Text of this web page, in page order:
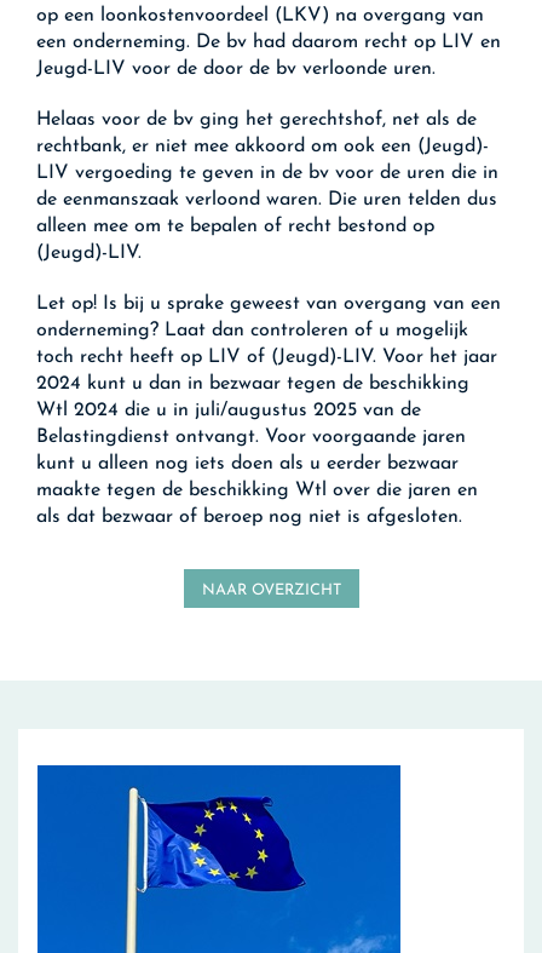
op een loonkostenvoordeel (LKV) na overgang van
een onderneming. De bv had daarom recht op LIV en
Jeugd-LIV voor de door de bv verloonde uren.
Helaas voor de bv ging het gerechtshof, net als de
rechtbank, er niet mee akkoord om ook een (Jeugd)-
LIV vergoeding te geven in de bv voor de uren die in
de eenmanszaak verloond waren. Die uren telden dus
alleen mee om te bepalen of recht bestond op
(Jeugd)-LIV.
Let op! Is bij u sprake geweest van overgang van een
onderneming? Laat dan controleren of u mogelijk
toch recht heeft op LIV of (Jeugd)-LIV. Voor het jaar
2024 kunt u dan in bezwaar tegen de beschikking
Wtl 2024 die u in juli/augustus 2025 van de
Belastingdienst ontvangt. Voor voorgaande jaren
kunt u alleen nog iets doen als u eerder bezwaar
maakte tegen de beschikking Wtl over die jaren en
als dat bezwaar of beroep nog niet is afgesloten.
NAAR OVERZICHT